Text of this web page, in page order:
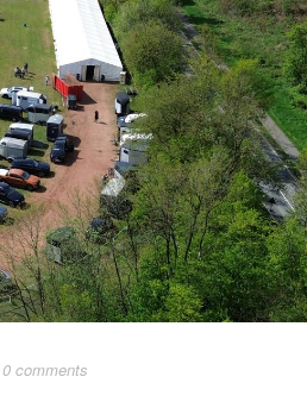
0 comments